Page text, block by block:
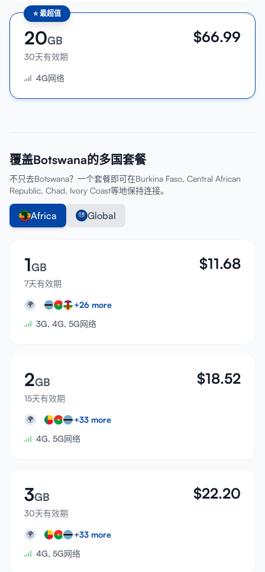
⭐最超值
20GB
30天有效期
$66.99
4G网络
覆盖Botswana的多国套餐
不只去Botswana？一个套餐即可在Burkina Faso, Central African
Republic, Chad, Ivory Coast等地保持连接。
Africa Global
1GB
7天有效期
$11.68
🌍 +26 more
3G, 4G, 5G网络
2GB
15天有效期
$18.52
🌍 +33 more
4G, 5G网络
3GB
30天有效期
$22.20
🌍 +33 more
4G, 5G网络